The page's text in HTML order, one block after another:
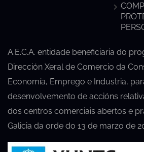
A.E.C.A. entidade beneficiaria do
Dirección Xeral de Comercio da
Economía, Emprego e Industria,
desenvolvemento de accións
dos centros comerciais abertos e
Galicia da orde do 13 de marzo de